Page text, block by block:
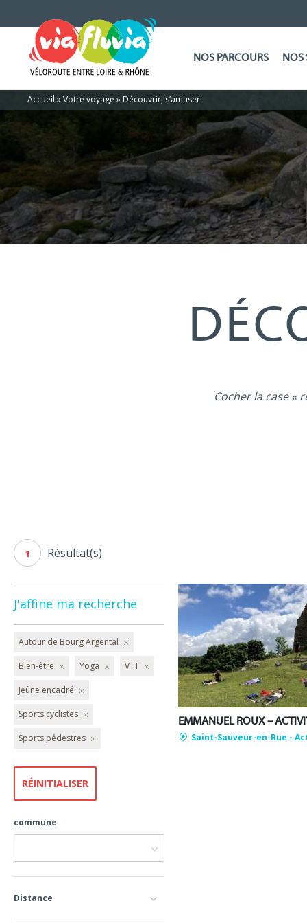
NOS PARCOURS NOS
Accueil »Votre voyage » Découvrir, s’amuser
Cocher la case «
1 Résultat(s)
J'affine ma recherche
Autour de Bourg Argental
Bien-être Yoga VTT
Jeûne encadré
Sports cyclistes
Sports pédestres
commune
Distance
Saint-Sauveur-en-Rue -